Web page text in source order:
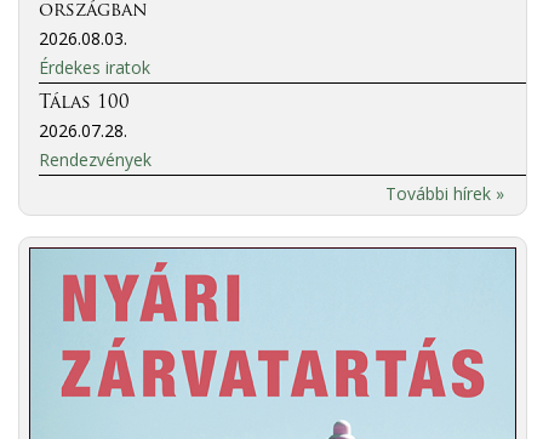
országban
2026.08.03.
Érdekes iratok
Tálas 100
2026.07.28.
Rendezvények
További hírek »